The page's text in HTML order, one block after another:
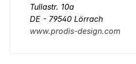
Tullastr. 10a
DE - 79540 Lörrach
www.prodis-design.com